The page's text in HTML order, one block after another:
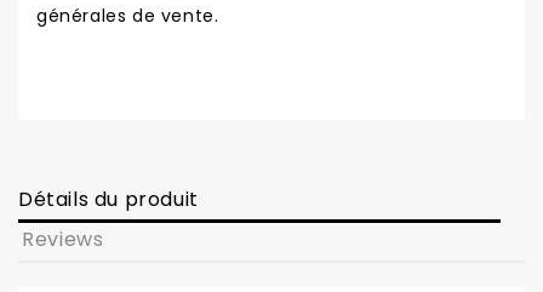
générales de vente.
Détails du produit
Reviews